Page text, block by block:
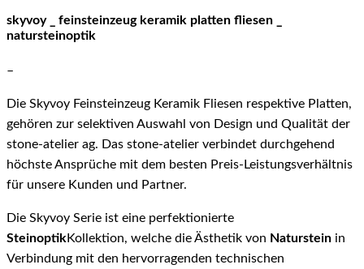
skyvoy _ feinsteinzeug keramik platten fliesen _
natursteinoptik
–
Die Skyvoy Feinsteinzeug Keramik Fliesen respektive Platten,
gehören zur selektiven Auswahl von Design und Qualität der
stone-atelier ag. Das stone-atelier verbindet durchgehend
höchste Ansprüche mit dem besten Preis-Leistungsverhältnis
für unsere Kunden und Partner.
Die Skyvoy Serie ist eine perfektionierte
Steinoptik Kollektion, welche die Ästhetik von Naturstein in
Verbindung mit den hervorragenden technischen